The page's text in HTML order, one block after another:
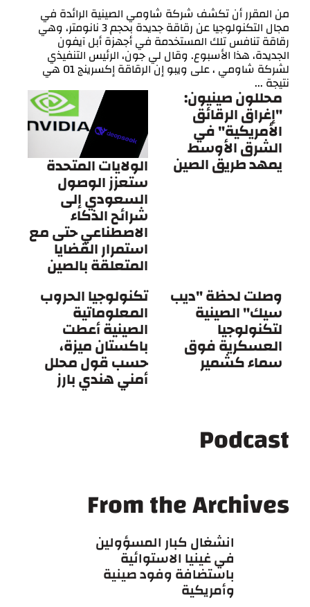
من المقرر أن تكشف شركة شاومي الصينية الرائدة في
مجال التكنولوجيا عن رقاقة جديدة بحجم 3 نانومتر، وهي
رقاقة تنافس تلك المستخدمة في أجهزة أبل آيفون
الجديدة، هذا الأسبوع. وقال لي جون، الرئيس التنفيذي
لشركة شاومي ، على ويبو إن الرقاقة إكسرينج O1 هي
نتيجة ...
محللون صينيون:
"إغراق الرقائق
الأمريكية" في
الشرق الأوسط
يمهد طريق الصين الولايات المتحدة
ستعزز الوصول
السعودي إلى
شرائح الذكاء
الاصطناعي حتى مع
استمرار القضايا
المتعلقة بالصين
وصلت لحظة "ديب
سيك" الصينية
لتكنولوجيا
العسكرية فوق
سماء كشمير
تكنولوجيا الحروب
المعلوماتية
الصينية أعطت
باكستان ميزة،
حسب قول محلل
أمني هندي بارز
Podcast
From the Archives
انشغال كبار المسؤولين
في غينيا الاستوائية
باستضافة وفود صينية
وأمريكية